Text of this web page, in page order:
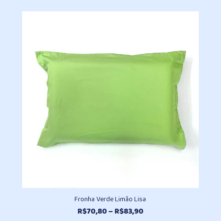
preço:
Fronha Verde Limão Lisa
R$70,80–R$83,90Faixa